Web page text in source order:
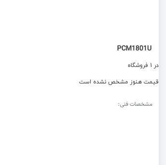
PCM1801U
در 1 فروشگاه
قیمت هنوز مشخص نشده است
مشخصات فنی: